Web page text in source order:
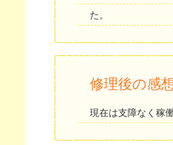
た。
修理後の感
現在は支障なく稼